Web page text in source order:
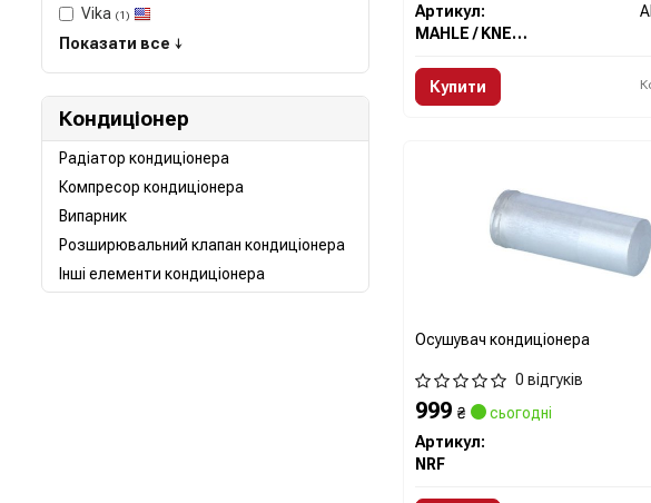
Vika (1)
Показати все ↓
Кондиціонер
Радіатор кондиціонера
Компресор кондиціонера
Випарник
Розширювальний клапан кондиціонера
Інші елементи кондиціонера
Артикул:
MAHLE / KNECHT
Купити
Осушувач кондиціонера
0 відгуків
999 ₴
сьогодні
Артикул:
NRF